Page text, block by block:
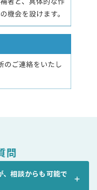
問
、相談からも可能で